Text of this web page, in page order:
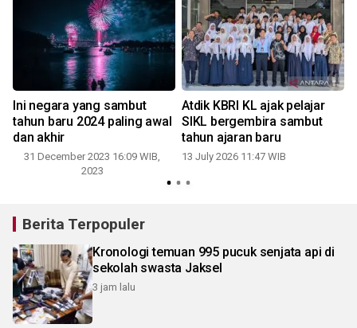
Ini negara yang sambut
tahun baru 2024 paling awal
dan akhir
31 December 2023 16:09 WIB,
2023
Atdik KBRI KL ajak pelajar
SIKL bergembira sambut
tahun ajaran baru
13 July 2026 11:47 WIB
Berita Terpopuler
Kronologi temuan 995 pucuk senjata api di
sekolah swasta Jaksel
3 jam lalu